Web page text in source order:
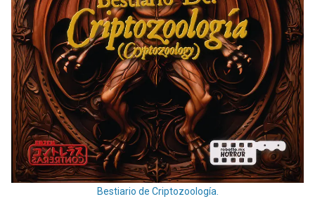
Bestiario de Criptozoología.